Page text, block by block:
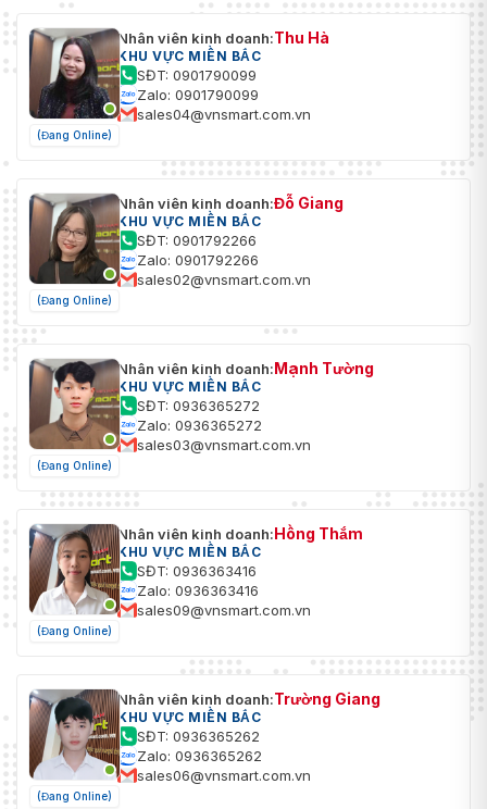
(Đang Online)
Nhân viên kinh doanh:Thu Hà
KHU VỰC MIỀN BẮC
SĐT: 0901790099
Zalo: 0901790099
sales04@vnsmart.com.vn
(Đang Online)
Nhân viên kinh doanh:Đỗ Giang
KHU VỰC MIỀN BẮC
SĐT: 0901792266
Zalo: 0901792266
sales02@vnsmart.com.vn
(Đang Online)
Nhân viên kinh doanh:Mạnh Tường
KHU VỰC MIỀN BẮC
SĐT: 0936365272
Zalo: 0936365272
sales03@vnsmart.com.vn
(Đang Online)
Nhân viên kinh doanh:Hồng Thắm
KHU VỰC MIỀN BẮC
SĐT: 0936363416
Zalo: 0936363416
sales09@vnsmart.com.vn
(Đang Online)
Nhân viên kinh doanh:Trường Giang
KHU VỰC MIỀN BẮC
SĐT: 0936365262
Zalo: 0936365262
sales06@vnsmart.com.vn